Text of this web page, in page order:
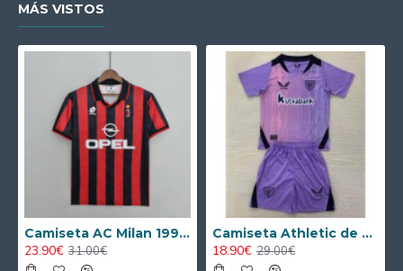
MÁS VISTOS
Camiseta AC Milan 1995/1996 Local Retro
23.90€ 31.00€
Camiseta Athletic de Bilbao 2024/2025 Alternativo Niño Kit
18.90€ 29.00€